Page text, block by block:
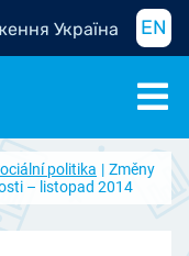
Україна EN
politika
Změny
– listopad 2014